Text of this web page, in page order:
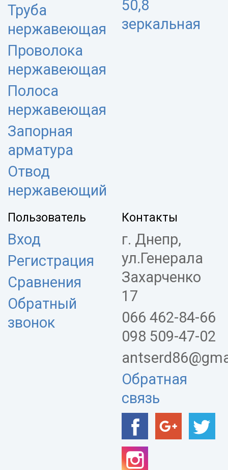
Труба
нержавеющая
Проволока
нержавеющая
Полоса
нержавеющая
Запорная
арматура
Отвод
нержавеющий
50,8
зеркальная
Пользователь
Вход
Регистрация
Сравнения
Обратный
звонок
Контакты
г. Днепр,
ул.Генерала
Захарченко
17
066 462-84-66
098 509-47-02
Обратная
связь